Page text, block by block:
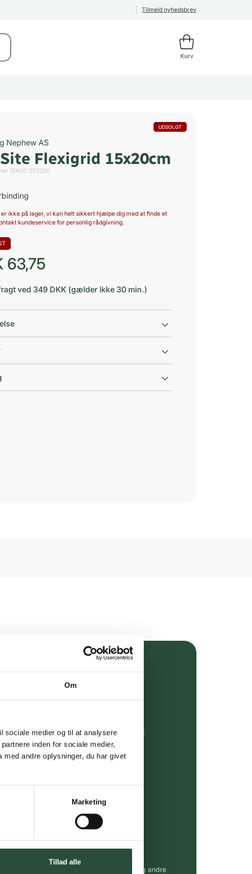
Om
sociale medier og til at analysere
inden for sociale medier,
andre oplysninger, du har givet
Marketing
Tillad alle
Tilmeld nyhedsbrev
Kurv
UDSOLGT
Nephew AS
Flexigrid 15x20cm
(SKU): 202220
ikke på lager, vi kan helt sikkert hjælpe dig med at finde et
kundeservice for personlig rådgivning.
63,75
ved 349 DKK (gælder ikke 30 min.)
over 349 kr.
webordre på:kundeservice@uglecare.dk
(30 min. i Kbh)
priser*
ernæringsprodukter.
af kendte produkter
et stort udvalg af kendte cremer, vitaminer og andre